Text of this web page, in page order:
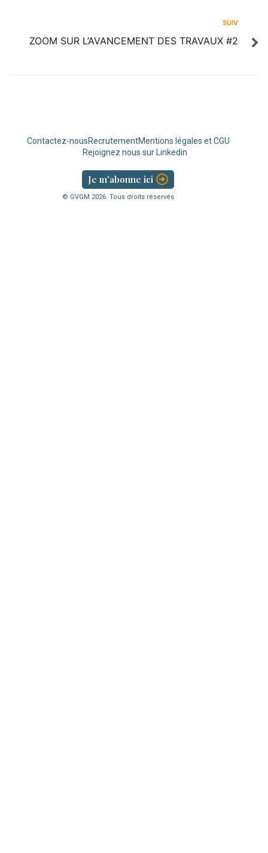
SUIV
ZOOM SUR L’AVANCEMENT DES TRAVAUX #2
Contactez-nousRecrutementMentions légales et CGU
Rejoignez nous sur Linkedin
Je m'abonne ici
© GVGM 2026. Tous droits réservés